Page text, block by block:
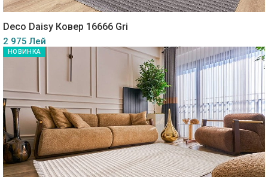
Deco Daisy Ковер 16666 Gri
2 975 Лей
НОВИНКА